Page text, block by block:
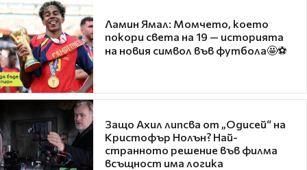
Ламин Ямал: Момчето, което
покори света на 19 — историята
на новия символ във футбола🤩⚽
Защо Ахил липсва от „Одисей“ на
Кристофър Нолън? Най-
странното решение във филма
всъщност има логика